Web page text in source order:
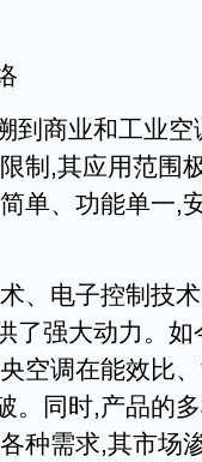
到商业和工业
制,其应用范围
单、功能单一,
、电子控制技
了强大动力。
空调在能效比
。同时,产品的
种需求,其市场